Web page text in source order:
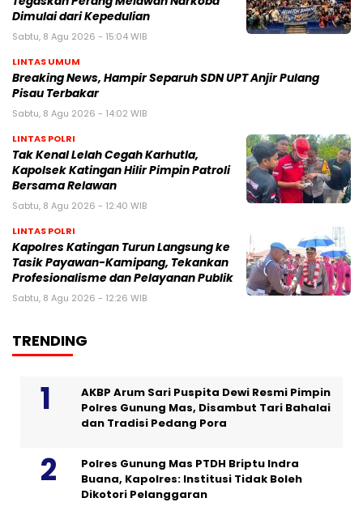
Dimulai dari Kepedulian
Sabtu, 8 Agu 2026 - 15:04 WIB
LINTAS UMUM
Breaking News, Hampir Separuh SDN UPT Anjir Pulang
Pisau Terbakar
Sabtu, 8 Agu 2026 - 14:02 WIB
LINTAS POLRI
Tak Kenal Lelah Cegah Karhutla,
Kapolsek Katingan Hilir Pimpin Patroli
Bersama Relawan
Sabtu, 8 Agu 2026 - 12:40 WIB
LINTAS POLRI
Kapolres Katingan Turun Langsung ke
Tasik Payawan-Kamipang, Tekankan
Profesionalisme dan Pelayanan Publik
Sabtu, 8 Agu 2026 - 12:26 WIB
TRENDING
AKBP Arum Sari Puspita Dewi Resmi Pimpin
Polres Gunung Mas, Disambut Tari Bahalai
dan Tradisi Pedang Pora
Polres Gunung Mas PTDH Briptu Indra
Buana, Kapolres: Institusi Tidak Boleh
Dikotori Pelanggaran